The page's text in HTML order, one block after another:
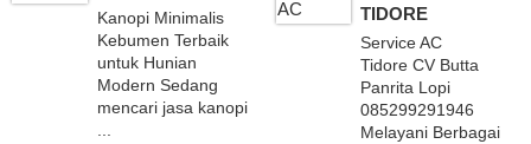
Kanopi Minimalis
Kebumen Terbaik
untuk Hunian
Modern Sedang
mencari jasa kanopi
...
TIDORE
Service AC
Tidore CV Butta
Panrita Lopi
085299291946
Melayani Berbagai